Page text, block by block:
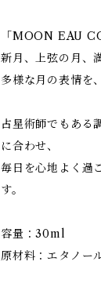
「MOON EAU
新月、上弦の月、
多様な月の表情を
占星術師でもある
に合わせ、
毎日を心地よく過
す。
容量：30ml
原材料：エタノー